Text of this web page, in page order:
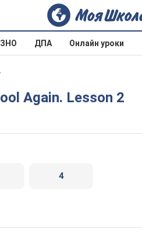
ЗНО ДПА Онлайн уроки
Again. Lesson 2
4